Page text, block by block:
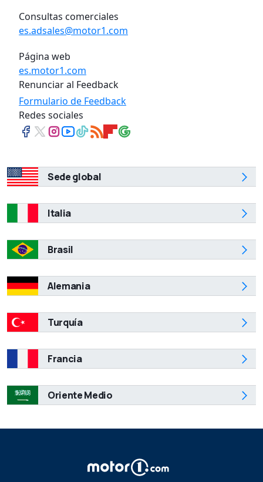
Consultas comerciales
es.adsales@motor1.com
Página web
es.motor1.com
Renunciar al Feedback
Formulario de Feedback
Redes sociales
Sede global
Italia
Brasil
Alemania
Turquía
Francia
Oriente Medio